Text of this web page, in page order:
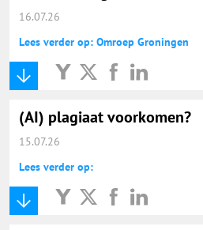
16.07.26
Lees verder op: Omroep Groningen
(AI) plagiaat voorkomen?
15.07.26
Lees verder op: